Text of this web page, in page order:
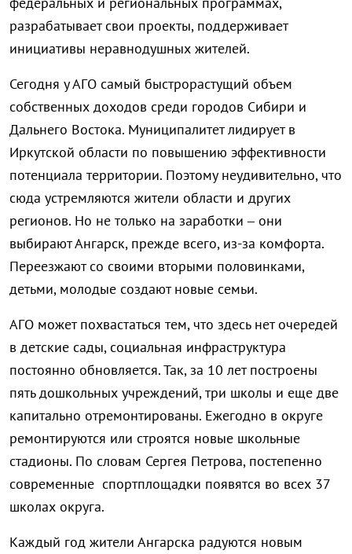
разрабатывает свои проекты, поддерживает
инициативы неравнодушных жителей.
Сегодня у АГО самый быстрорастущий объем
собственных доходов среди городов Сибири и
Дальнего Востока. Муниципалитет лидирует в
Иркутской области по повышению эффективности
потенциала территории. Поэтому неудивительно, что
сюда устремляются жители области и других
регионов. Но не только на заработки – они
выбирают Ангарск, прежде всего, из-за комфорта.
Переезжают со своими вторыми половинками,
детьми, молодые создают новые семьи.
АГО может похвастаться тем, что здесь нет очередей
в детские сады, социальная инфраструктура
постоянно обновляется. Так, за 10 лет построены
пять дошкольных учреждений, три школы и еще две
капитально отремонтированы. Ежегодно в округе
ремонтируются или строятся новые школьные
стадионы. По словам Сергея Петрова, постепенно
современные спортплощадки появятся во всех 37
школах округа.
Каждый год жители Ангарска радуются новым